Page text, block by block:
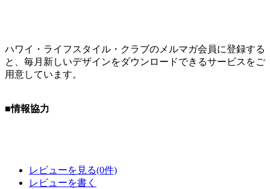
ハワイ・ライフスタイル・クラブのメルマガ会員に登録する
と、毎月新しいデザインをダウンロードできるサービスをご
用意しています。
■情報協力
レビューを見る(0件)
レビューを書く